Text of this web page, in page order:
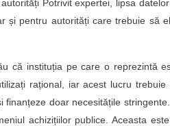
Potrivit expertei, lipsa
pentru autorități care trebuie să
că instituția pe care o reprezintă
rațional, iar acest lucru trebuie
doar necesitățile
achizițiilor publice. Aceasta